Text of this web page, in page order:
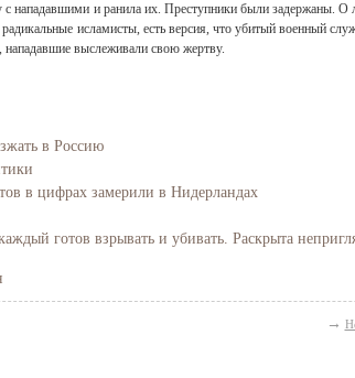
нападавшими и ранила их. Преступники были задержаны. О
исламисты, есть версия, что убитый военный
выслеживали свою жертву.
в Россию
в цифрах замерили в Нидерландах
готов взрывать и убивать. Раскрыта
→